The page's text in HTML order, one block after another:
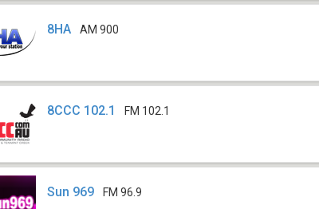
8HA AM 900
8CCC 102.1 FM 102.1
Sun 969 FM 96.9